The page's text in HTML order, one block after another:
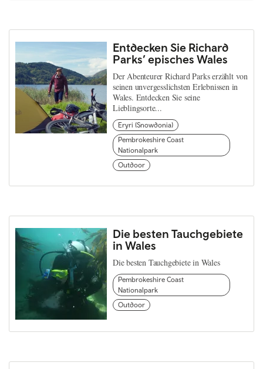
Entdecken Sie Richard
Parks’ episches Wales
Der Abenteurer Richard Parks erzählt von
seinen unvergesslichsten Erlebnissen in
Wales. Entdecken Sie seine
Lieblingsorte...
Eryri (Snowdonia)
Pembrokeshire Coast
Nationalpark
Outdoor
Die besten Tauchgebiete
in Wales
Die besten Tauchgebiete in Wales
Pembrokeshire Coast
Nationalpark
Outdoor